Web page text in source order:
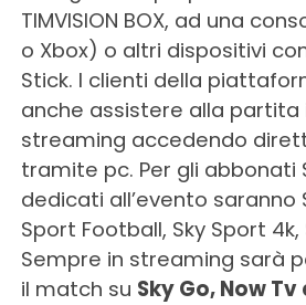
TIMVISION BOX, ad una
o Xbox) o altri dispositivi
Stick. I clienti della
anche assistere alla
streaming accedendo
tramite pc. Per gli abbonati
dedicati all’evento saranno
Sport Football, Sky Sport 4k,
Sempre in streaming sarà
il match su Sky Go, Now Tv